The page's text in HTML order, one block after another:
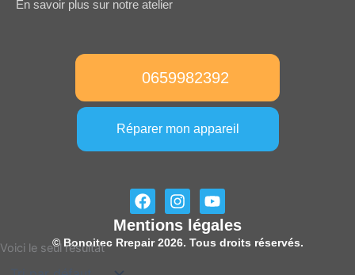
Voici le seul résultat
En savoir plus sur notre atelier
0659982392
Réparer mon appareil
F
a
c
e
I
n
s
t
Y
o
u
t
Mentions légales
© Bonoitec Rrepair 2026. Tous droits réservés.